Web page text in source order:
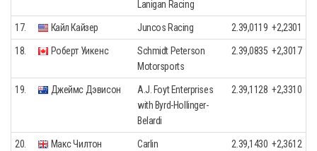
Lanigan Racing
17. Кайл Кайзер Juncos Racing 2.39,0119 +2,2301
18. Роберт Уикенс
Schmidt Peterson
Motorsports
2.39,0835 +2,3017
19. Джеймс Дэвисон
A.J. Foyt Enterprises
with Byrd-Hollinger-
Belardi
2.39,1128 +2,3310
20. Макс Чилтон Carlin 2.39,1430 +2,3612